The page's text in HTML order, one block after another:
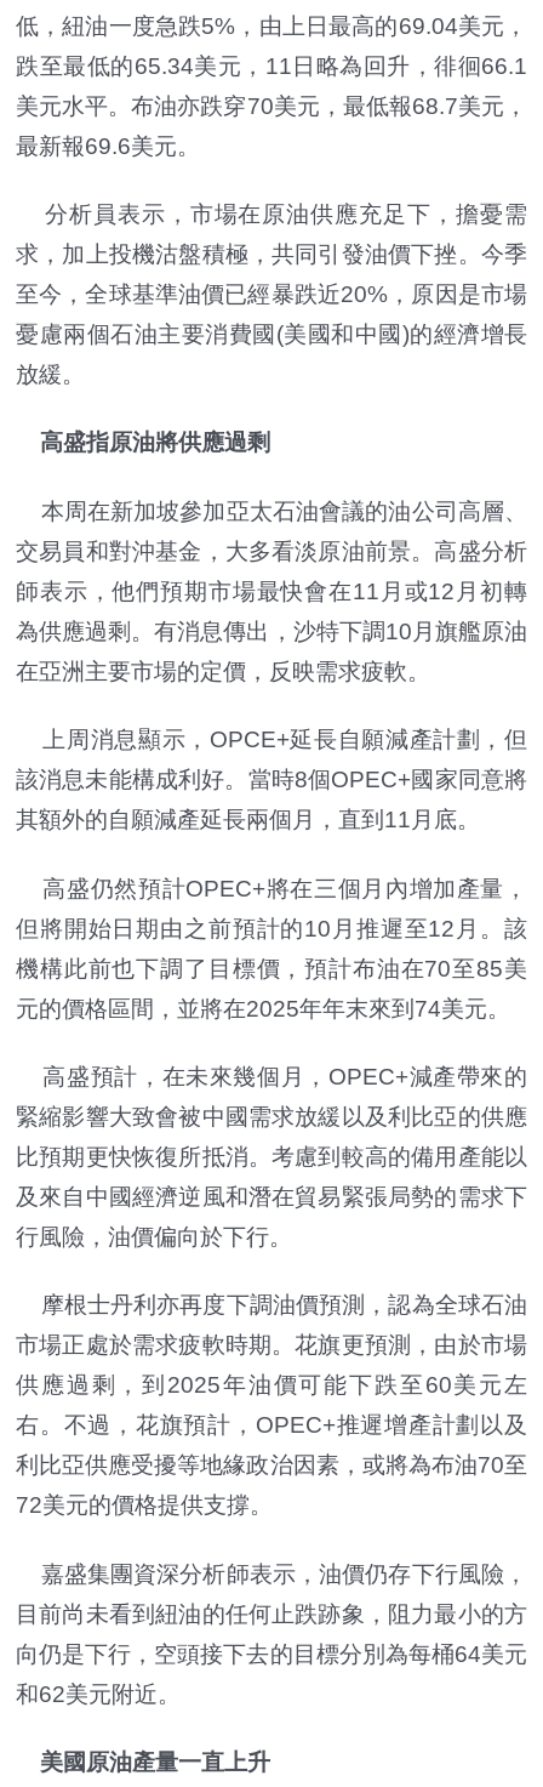
低，紐油一度急跌5%，由上日最高的69.04美元，
跌至最低的65.34美元，11日略為回升，徘徊66.1
美元水平。布油亦跌穿70美元，最低報68.7美元，
最新報69.6美元。
分析員表示，市場在原油供應充足下，擔憂需
求，加上投機沽盤積極，共同引發油價下挫。今季
至今，全球基準油價已經暴跌近20%，原因是市場
憂慮兩個石油主要消費國(美國和中國)的經濟增長
放緩。
高盛指原油將供應過剩
本周在新加坡參加亞太石油會議的油公司高層、
交易員和對沖基金，大多看淡原油前景。高盛分析
師表示，他們預期市場最快會在11月或12月初轉
為供應過剩。有消息傳出，沙特下調10月旗艦原油
在亞洲主要市場的定價，反映需求疲軟。
上周消息顯示，OPCE+延長自願減產計劃，但
該消息未能構成利好。當時8個OPEC+國家同意將
其額外的自願減產延長兩個月，直到11月底。
高盛仍然預計OPEC+將在三個月內增加產量，
但將開始日期由之前預計的10月推遲至12月。該
機構此前也下調了目標價，預計布油在70至85美
元的價格區間，並將在2025年年末來到74美元。
高盛預計，在未來幾個月，OPEC+減產帶來的
緊縮影響大致會被中國需求放緩以及利比亞的供應
比預期更快恢復所抵消。考慮到較高的備用產能以
及來自中國經濟逆風和潛在貿易緊張局勢的需求下
行風險，油價偏向於下行。
摩根士丹利亦再度下調油價預測，認為全球石油
市場正處於需求疲軟時期。花旗更預測，由於市場
供應過剩，到2025年油價可能下跌至60美元左
右。不過，花旗預計，OPEC+推遲增產計劃以及
利比亞供應受擾等地緣政治因素，或將為布油70至
72美元的價格提供支撐。
嘉盛集團資深分析師表示，油價仍存下行風險，
目前尚未看到紐油的任何止跌跡象，阻力最小的方
向仍是下行，空頭接下去的目標分別為每桶64美元
和62美元附近。
美國原油產量一直上升